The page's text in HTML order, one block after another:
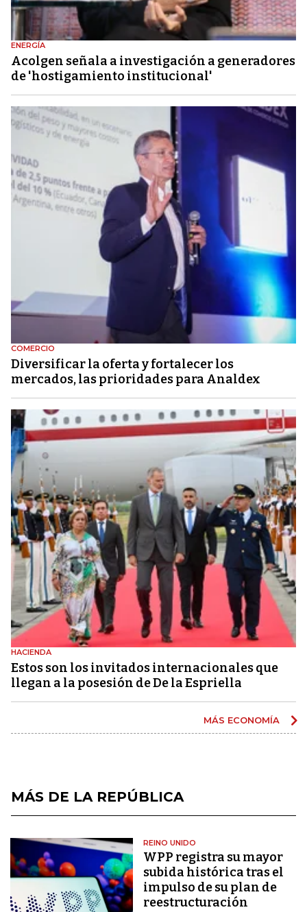
ENERGÍA
Acolgen señala a investigación a generadores
de 'hostigamiento institucional'
COMERCIO
Diversificar la oferta y fortalecer los
mercados, las prioridades para Analdex
HACIENDA
Estos son los invitados internacionales que
llegan a la posesión de De la Espriella
MÁS ECONOMÍA
MÁS DE LA REPÚBLICA
REINO UNIDO
WPP registra su mayor
subida histórica tras el
impulso de su plan de
reestructuración